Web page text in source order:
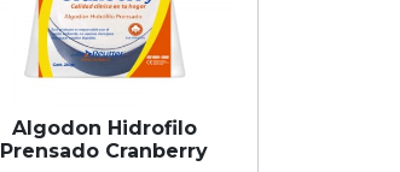
Algodon Hidrofilo
Prensado Cranberry